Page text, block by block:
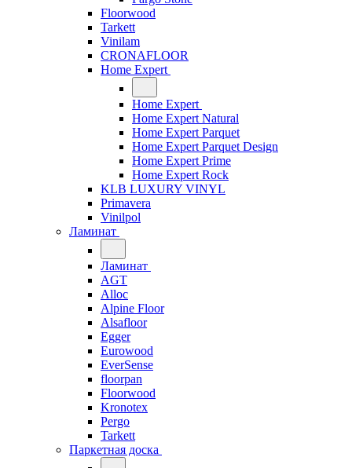
Floorwood
Tarkett
Vinilam
CRONAFLOOR
Home Expert
Home Expert
Home Expert Natural
Home Expert Parquet
Home Expert Parquet Design
Home Expert Prime
Home Expert Rock
KLB LUXURY VINYL
Primavera
Vinilpol
Ламинат
Ламинат
AGT
Alloc
Alpine Floor
Alsafloor
Egger
Eurowood
EverSense
floorpan
Floorwood
Kronotex
Pergo
Tarkett
Паркетная доска